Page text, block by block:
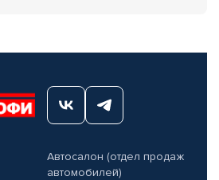
Автосалон (отдел продаж
автомобилей)